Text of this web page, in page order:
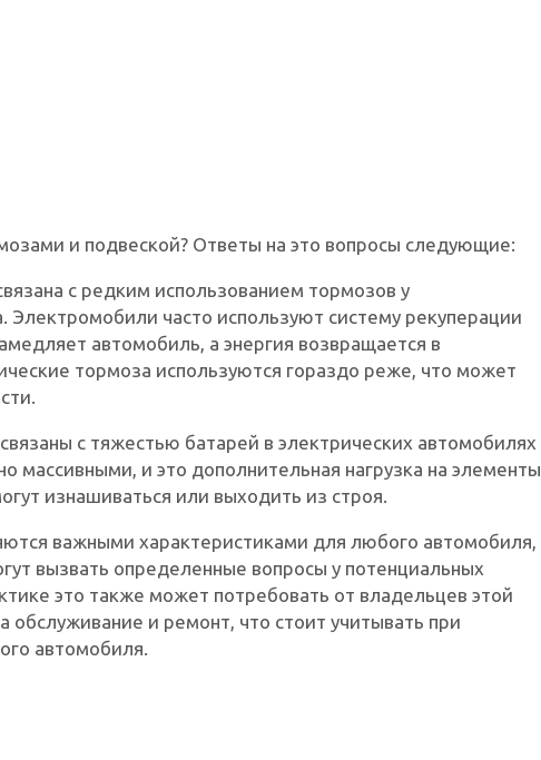
и подвеской? Ответы на это вопросы следующие:
с редким использованием тормозов у
Электромобили часто используют систему рекуперации
автомобиль, а энергия возвращается в
тормоза используются гораздо реже, что может
с тяжестью батарей в электрических автомобилях
массивными, и это дополнительная нагрузка на элементы
изнашиваться или выходить из строя.
важными характеристиками для любого автомобиля,
вызвать определенные вопросы у потенциальных
это также может потребовать от владельцев этой
и ремонт, что стоит учитывать при
автомобиля.